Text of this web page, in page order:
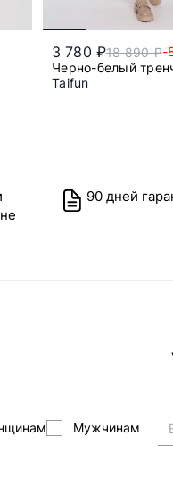
3 780 ₽18 890 ₽-
Черно-белый
Taifun
90 дней
Мужчинам